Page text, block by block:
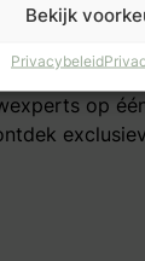
Bekijk
Privacybeleid
Vind
op